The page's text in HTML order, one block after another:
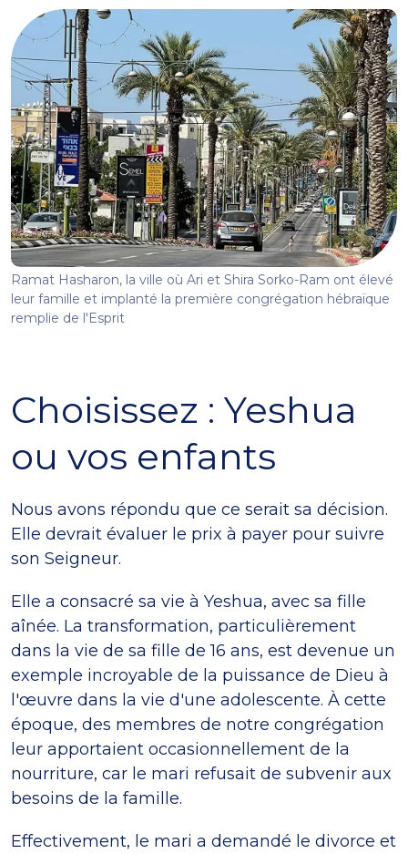
Ramat Hasharon, la ville où Ari et Shira Sorko-Ram ont élevé
leur famille et implanté la première congrégation hébraïque
remplie de l'Esprit
Choisissez : Yeshua
ou vos enfants
Nous avons répondu que ce serait sa décision.
Elle devrait évaluer le prix à payer pour suivre
son Seigneur.
Elle a consacré sa vie à Yeshua, avec sa fille
aînée. La transformation, particulièrement
dans la vie de sa fille de 16 ans, est devenue un
exemple incroyable de la puissance de Dieu à
l'œuvre dans la vie d'une adolescente. À cette
époque, des membres de notre congrégation
leur apportaient occasionnellement de la
nourriture, car le mari refusait de subvenir aux
besoins de la famille.
Effectivement, le mari a demandé le divorce et